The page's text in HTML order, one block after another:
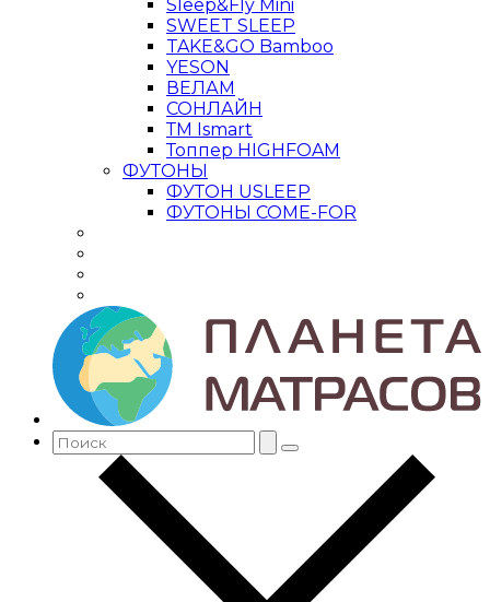
Sleep&Fly Mini
SWEET SLEEP
TAKE&GO Bamboo
YESON
ВЕЛАМ
СОНЛАЙН
ТМ Ismart
Топпер HIGHFOAM
ФУТОНЫ
ФУТОН USLEEP
ФУТОНЫ COME-FOR